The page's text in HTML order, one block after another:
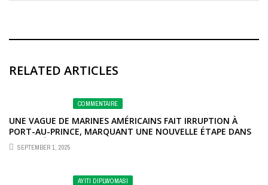
RELATED ARTICLES
COMMENTAIRE
UNE VAGUE DE MARINES AMÉRICAINS FAIT IRRUPTION À
PORT-AU-PRINCE, MARQUANT UNE NOUVELLE ÉTAPE DANS
LEUR PRÉSENCE INTERNATIONALE.
SEPTEMBER 1, 2025
AYITI DIPLWOMASI